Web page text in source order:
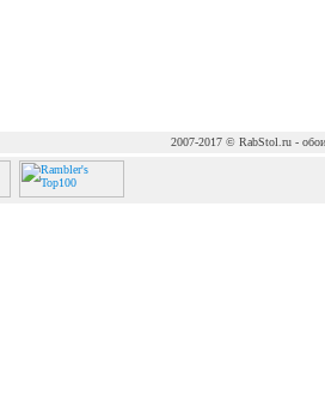
2007-2017 © RabStol.ru - обои